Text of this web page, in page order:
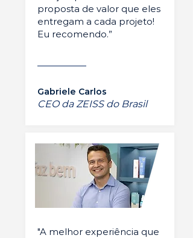
proposta de valor que eles
entregam a cada projeto!
Eu recomendo.”
Gabriele Carlos
CEO da ZEISS do Brasil
"A melhor experiência que